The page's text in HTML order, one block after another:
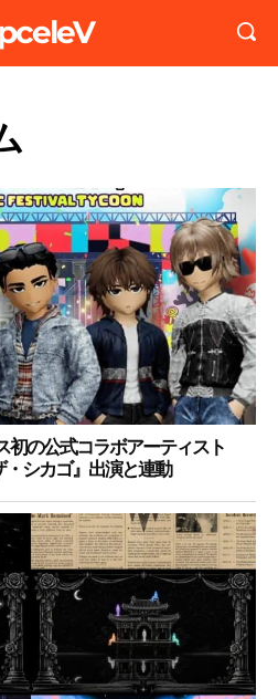
初の公式コラボアーティスト
シカゴ』出演と連動